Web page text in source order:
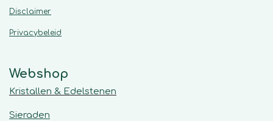
Disclaimer
Privacybeleid
Webshop
Kristallen & Edelstenen
Sieraden